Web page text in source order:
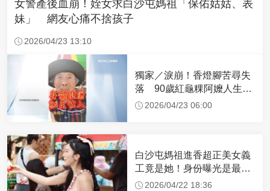
女警產後血崩！姪女求白沙屯媽祖「保佑姑姑、表
妹」 網友心痛不捨孩子
2026/04/23 13:10
獨家／淚崩！香燈腳苦尋失
落 90歲紅龜粿阿嬤人生謝
幕2026/04/23 06:00
白沙屯媽祖進香超正美女義
工竟是她！身份曝光是最美
禮生 一輩子不結婚
2026/04/22 18:36